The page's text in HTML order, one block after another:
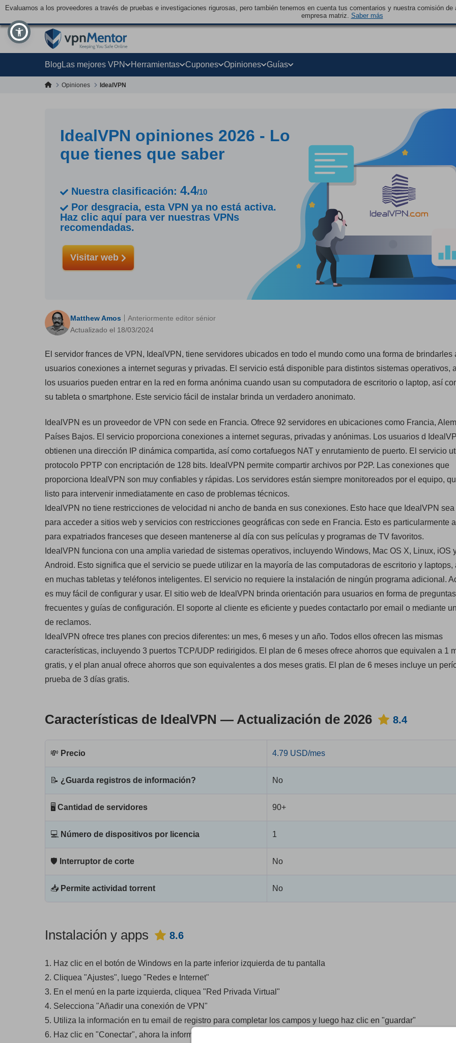
Evaluamos a los proveedores a través de pruebas e investigaciones rigurosas, pero también tenemos en cuenta tus comentarios y nuestra comisión
empresa matriz. Saber más
Blog Las mejores VPN Herramientas Cupones Opiniones Guías
Opiniones IdealVPN
IdealVPN opiniones 2026 - Lo
que tienes que saber
Nuestra clasificación: 4.4/10
Por desgracia, esta VPN ya no está activa.
Haz clic aquí para ver nuestras VPNs
recomendadas.
Visitar web
Matthew Amos
Actualizado el 18/03/2024
Anteriormente editor sénior
El servidor frances de VPN, IdealVPN, tiene servidores ubicados en todo el mundo como una forma de brindarles
usuarios conexiones a internet seguras y privadas. El servicio está disponible para distintos sistemas operativos,
los usuarios pueden entrar en la red en forma anónima cuando usan su computadora de escritorio o laptop, así
su tableta o smartphone. Este servicio fácil de instalar brinda un verdadero anonimato.
IdealVPN es un proveedor de VPN con sede en Francia. Ofrece 92 servidores en ubicaciones como Francia,
Países Bajos. El servicio proporciona conexiones a internet seguras, privadas y anónimas. Los usuarios d
obtienen una dirección IP dinámica compartida, así como cortafuegos NAT y enrutamiento de puerto. El servicio
protocolo PPTP con encriptación de 128 bits. IdealVPN permite compartir archivos por P2P. Las conexiones que
proporciona IdealVPN son muy confiables y rápidas. Los servidores están siempre monitoreados por el equipo,
listo para intervenir inmediatamente en caso de problemas técnicos.
IdealVPN no tiene restricciones de velocidad ni ancho de banda en sus conexiones. Esto hace que IdealVPN sea
para acceder a sitios web y servicios con restricciones geográficas con sede en Francia. Esto es particularmente
para expatriados franceses que deseen mantenerse al día con sus películas y programas de TV favoritos.
IdealVPN funciona con una amplia variedad de sistemas operativos, incluyendo Windows, Mac OS X, Linux, iOS
Android. Esto significa que el servicio se puede utilizar en la mayoría de las computadoras de escritorio y laptops,
en muchas tabletas y teléfonos inteligentes. El servicio no requiere la instalación de ningún programa adicional.
es muy fácil de configurar y usar. El sitio web de IdealVPN brinda orientación para usuarios en forma de preguntas
frecuentes y guías de configuración. El soporte al cliente es eficiente y puedes contactarlo por email o mediante
de reclamos.
IdealVPN ofrece tres planes con precios diferentes: un mes, 6 meses y un año. Todos ellos ofrecen las mismas
características, incluyendo 3 puertos TCP/UDP redirigidos. El plan de 6 meses ofrece ahorros que equivalen a 1
gratis, y el plan anual ofrece ahorros que son equivalentes a dos meses gratis. El plan de 6 meses incluye un
prueba de 3 días gratis.
Características de IdealVPN — Actualización de 2026 8.4
💸 Precio 4.79 USD/mes
📝 ¿Guarda registros de información? No
🖥 Cantidad de servidores 90+
💻 Número de dispositivos por licencia 1
🛡 Interruptor de corte No
📥 Permite actividad torrent No
Instalación y apps 8.6
1. Haz clic en el botón de Windows en la parte inferior izquierda de tu pantalla
2. Cliquea "Ajustes", luego "Redes e Internet"
3. En el menú en la parte izquierda, cliquea "Red Privada Virtual"
4. Selecciona "Añadir una conexión de VPN"
5. Utiliza la información en tu email de registro para completar los campos y luego haz clic en "guardar"
6. Haz clic en "Conectar", ahora la información está guardada y te puedes conectar o desconectar en cualquier